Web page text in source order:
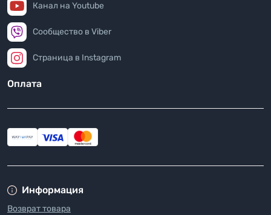
Информация
Возврат товара
Канал на Youtube
Сообщество в Viber
Страница в Instagram
Оплата